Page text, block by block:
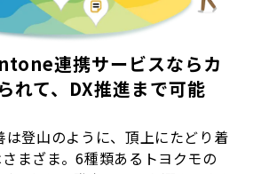
連携サービスならカ
れて、DX推進まで可能
は登山のように、頂上にたどり着
まざま。6種類あるトヨクモの